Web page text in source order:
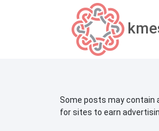
Some posts may contain
for sites to earn